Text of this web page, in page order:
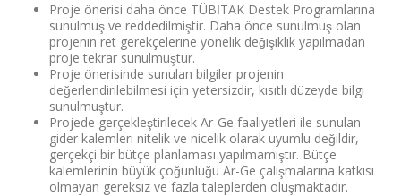
Proje önerisi daha önce TÜBİTAK Destek Programlarına
sunulmuş ve reddedilmiştir. Daha önce sunulmuş olan
projenin ret gerekçelerine yönelik değişiklik yapılmadan
proje tekrar sunulmuştur.
Proje önerisinde sunulan bilgiler projenin
değerlendirilebilmesi için yetersizdir, kısıtlı düzeyde bilgi
sunulmuştur.
Projede gerçekleştirilecek Ar-Ge faaliyetleri ile sunulan
gider kalemleri nitelik ve nicelik olarak uyumlu değildir,
gerçekçi bir bütçe planlaması yapılmamıştır. Bütçe
kalemlerinin büyük çoğunluğu Ar-Ge çalışmalarına katkısı
olmayan gereksiz ve fazla taleplerden oluşmaktadır.